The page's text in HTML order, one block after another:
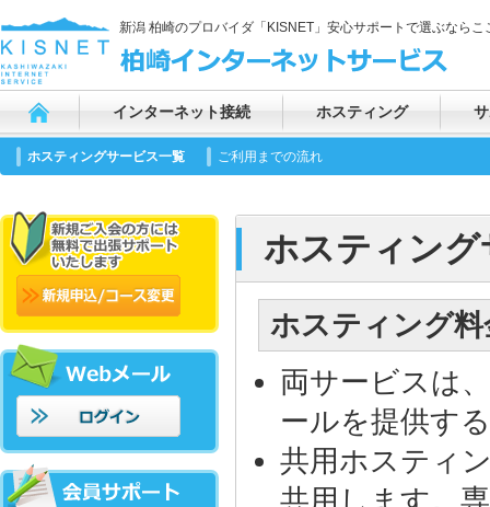
新潟 柏崎のプロバイダ「KISNET」安心サポートで選ぶならこ
インターネット接続 ホスティング
ホスティングサービス一覧 ご利用までの流れ
ホスティン
ホスティング料
両サービスは
ールを提供す
共用ホスティ
共用します。